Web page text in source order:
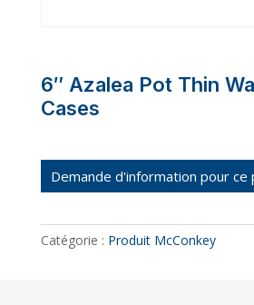
6″ Azalea Pot Thin
Cases
Demande d'information pour ce
Catégorie : Produit McConkey